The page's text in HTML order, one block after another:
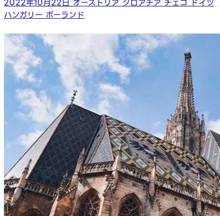
2022年10月22日 オーストリア クロアチア チェコ ドイツ
ハンガリー ポーランド